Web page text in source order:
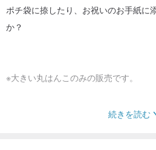
ポチ袋に捺したり、お祝いのお手紙に
か？
※大きい丸はんこのみの販売です。
続きを読む